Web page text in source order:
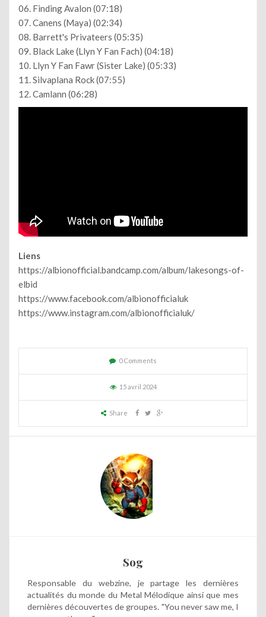
06. Finding Avalon (07:18)
07. Canens (Maya) (02:34)
08. Barrett's Privateers (05:35)
09. Black Lake (Llyn Y Fan Fach) (04:18)
10. Llyn Y Fan Fawr (Sister Lake) (05:33)
11. Silvaplana Rock (07:55)
12. Camlann (06:28)
Liens
https://albionofficial.bandcamp.com/album/lakesongs-of-
elbid
https://www.facebook.com/albionofficialuk
https://www.instagram.com/albionofficialuk/
0 Comments
15 avril 2024
Share
Sog
Responsable du webzine, je partage les dernières
actualités du monde du Metal Mélodique ainsi que mes
dernières découvertes de groupes. "You never saw me, I